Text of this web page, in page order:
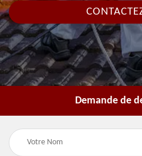
Demande de